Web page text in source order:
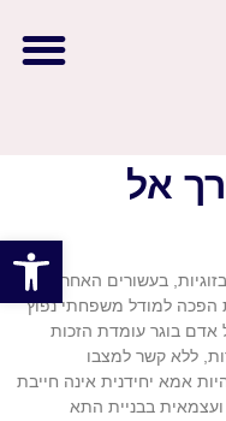
אל
בעשורים האחרונים
הפכה למודל משפחתי נפוץ
בוגר עומדת הזכות
ללא קשר למצבו
אמא יחידנית אינה חייבת
בבניית התא
פתח